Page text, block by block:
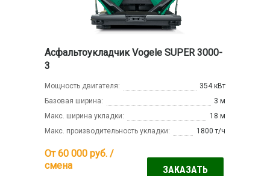
Асфальтоукладчик Vogele SUPER 3000-
3
Мощность двигателя:
354 кВт
Базовая ширина:
3 м
Макс. ширина укладки:
18 м
Макс. производительность укладки:
1800 т/ч
От 60 000 руб. /
смена
ЗАКАЗАТЬ